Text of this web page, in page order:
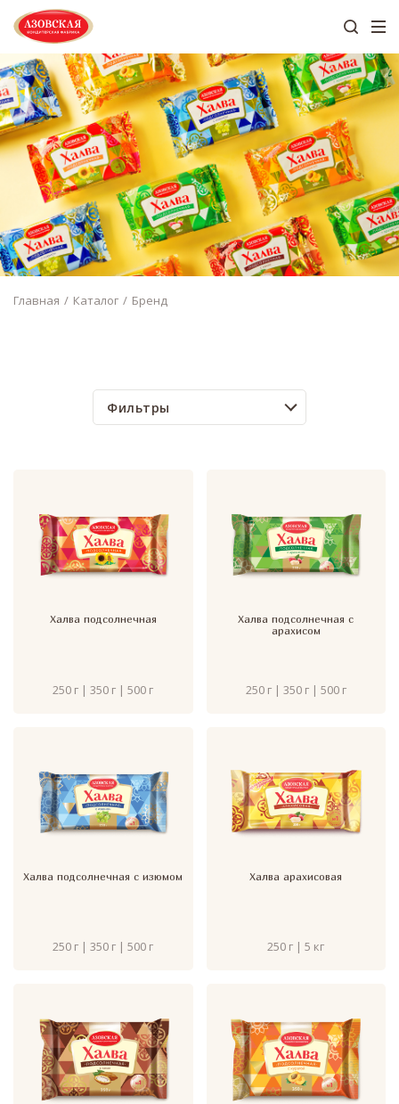
Главная Каталог Бренд
Фильтры
Халва подсолнечная
250 г | 350 г | 500 г
Халва подсолнечная с
арахисом
250 г | 350 г | 500 г
Халва подсолнечная с изюмом
250 г | 350 г | 500 г
Халва арахисовая
250 г | 5 кг